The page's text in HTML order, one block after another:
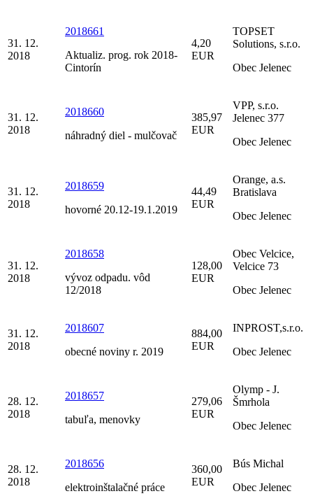
31. 12.
2018
2018661
Aktualiz. prog. rok 2018-
Cintorín
4,20
EUR
TOPSET
Solutions, s.r.o.
Obec Jelenec
31. 12.
2018
2018660
náhradný diel - mulčovač
385,97
EUR
VPP, s.r.o.
Jelenec 377
Obec Jelenec
31. 12.
2018
2018659
hovorné 20.12-19.1.2019
44,49
EUR
Orange, a.s.
Bratislava
Obec Jelenec
31. 12.
2018
2018658
vývoz odpadu. vôd
12/2018
128,00
EUR
Obec Velcice,
Velcice 73
Obec Jelenec
31. 12.
2018
2018607
obecné noviny r. 2019
884,00
EUR
INPROST,s.r.o.
Obec Jelenec
28. 12.
2018
2018657
tabuľa, menovky
279,06
EUR
Olymp - J.
Šmrhola
Obec Jelenec
28. 12.
2018
2018656
elektroinštalačné práce
360,00
EUR
Bús Michal
Obec Jelenec